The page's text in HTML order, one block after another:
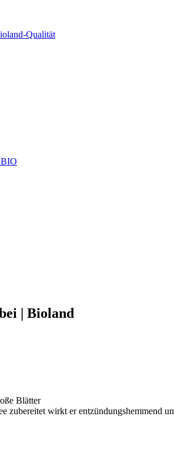
Qualität
BIO
| Bioland
Blätter
zubereitet wirkt er entzündungshemmend